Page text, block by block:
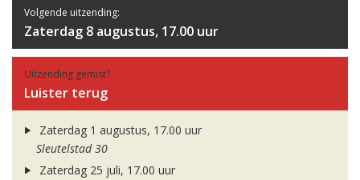
Volgende uitzending:
Zaterdag 8 augustus, 17.00 uur
Uitzending gemist?
Luister terug
Zaterdag 1 augustus, 17.00 uur
Sleutelstad 30
Zaterdag 25 juli, 17.00 uur